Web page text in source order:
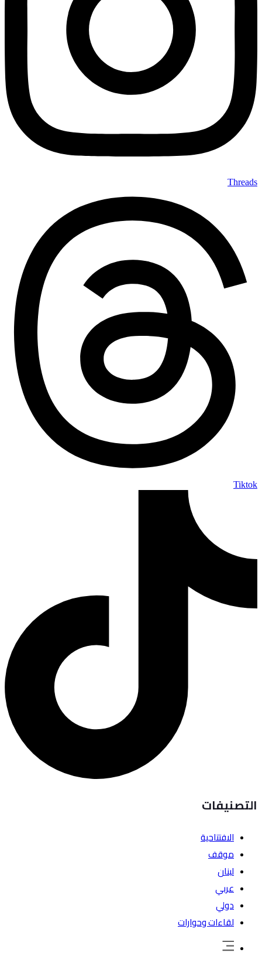
Threads
Tiktok
التصنيفات
الافتتاحية
موقف
لبنان
عربي
دولي
لقاءات وحوارات